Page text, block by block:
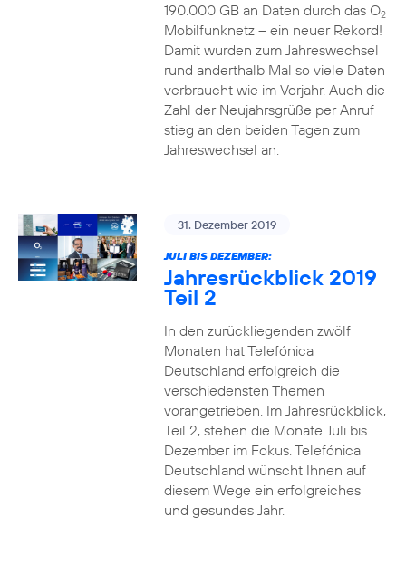
190.000 GB an Daten durch das O2
Mobilfunknetz – ein neuer Rekord!
Damit wurden zum Jahreswechsel
rund anderthalb Mal so viele Daten
verbraucht wie im Vorjahr. Auch die
Zahl der Neujahrsgrüße per Anruf
stieg an den beiden Tagen zum
Jahreswechsel an.
31. Dezember 2019
JULI BIS DEZEMBER:
Jahresrückblick 2019
Teil 2
In den zurückliegenden zwölf
Monaten hat Telefónica
Deutschland erfolgreich die
verschiedensten Themen
vorangetrieben. Im Jahresrückblick,
Teil 2, stehen die Monate Juli bis
Dezember im Fokus. Telefónica
Deutschland wünscht Ihnen auf
diesem Wege ein erfolgreiches
und gesundes Jahr.